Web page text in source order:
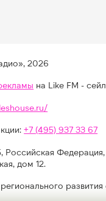
2026
на Like FM -
+7 (495) 937 33 67
Российская
дом 12.